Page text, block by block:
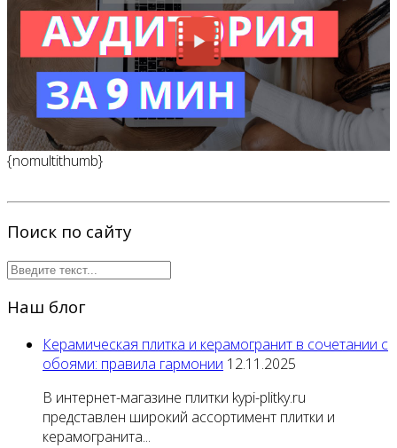
{nomultithumb}
Поиск по сайту
Наш блог
Керамическая плитка и керамогранит в сочетании с
обоями: правила гармонии 12.11.2025
В интернет-магазине плитки kypi-plitky.ru
представлен широкий ассортимент плитки и
керамогранита...